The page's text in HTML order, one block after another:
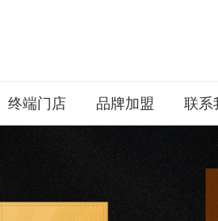
终端门店 品牌加盟 联系